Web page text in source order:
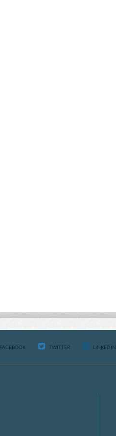
FACEBOOK TWITTER LINKEDIN